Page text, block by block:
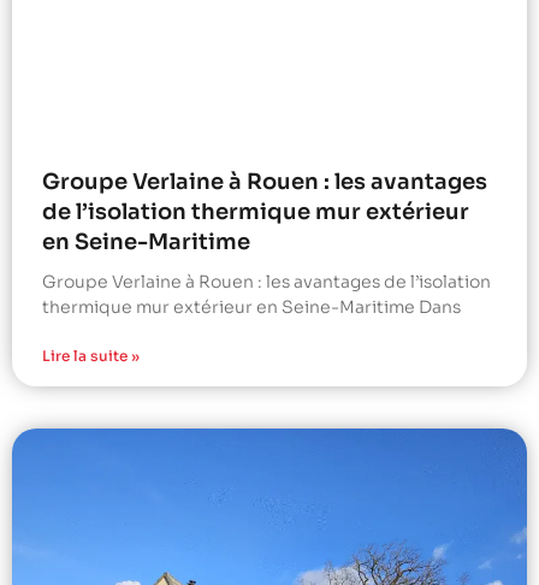
Groupe Verlaine à Rouen : les avantages
de l’isolation thermique mur extérieur
en Seine-Maritime
Groupe Verlaine à Rouen : les avantages de l’isolation
thermique mur extérieur en Seine-Maritime Dans
Lire la suite »